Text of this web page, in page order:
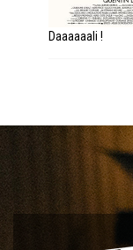
Daaaaaali !